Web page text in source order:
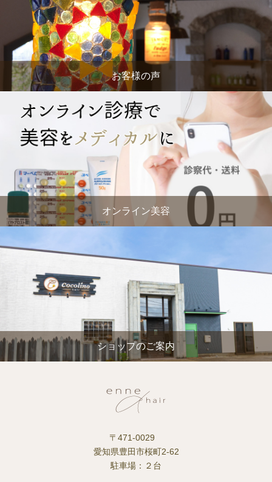
お客様の声
オンライン美容
ショップのご案内
〒471-0029
愛知県豊田市桜町2-62
駐車場：２台